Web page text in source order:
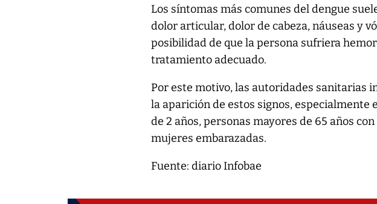
Los síntomas más comunes del dengue
dolor articular, dolor de cabeza, náuseas y
posibilidad de que la persona sufriera
tratamiento adecuado.
Por este motivo, las autoridades sanitarias
la aparición de estos signos, especialmente
de 2 años, personas mayores de 65 años
mujeres embarazadas.
Fuente: diario Infobae